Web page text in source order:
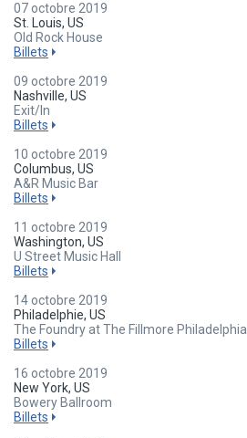
07 octobre 2019
St. Louis, US
Old Rock House
Billets
09 octobre 2019
Nashville, US
Exit/In
Billets
10 octobre 2019
Columbus, US
A&R Music Bar
Billets
11 octobre 2019
Washington, US
U Street Music Hall
Billets
14 octobre 2019
Philadelphie, US
The Foundry at The Fillmore Philadelphia
Billets
16 octobre 2019
New York, US
Bowery Ballroom
Billets